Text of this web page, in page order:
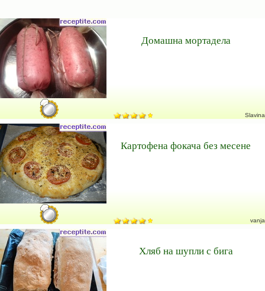
Домашна мортадела
Slavina
Картофена фокача без месене
vanja
Хляб на шупли с бига